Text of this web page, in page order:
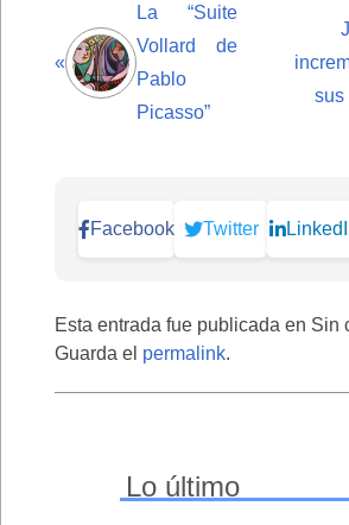
«
La “Suite
Vollard de
Pablo
Picasso”
sus
Facebook Twitter
Esta entrada fue publicada en Sin
Guarda el permalink.
Lo último